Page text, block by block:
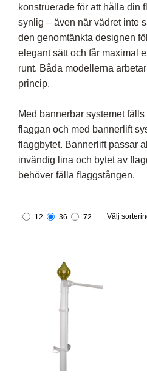
konstruerade för att hålla din
synlig – även när vädret inte
den genomtänkta designen
elegant sätt och får maximal
runt. Båda modellerna
princip.
Med bannerbar systemet
flaggan och med bannerlift
flaggbytet. Bannerlift passar
invändig lina och bytet av
behöver fälla flaggstången.
12 36 72 Välj